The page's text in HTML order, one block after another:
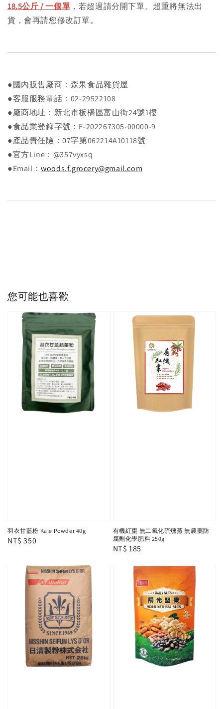
18.5公斤 / 一個單 ，若超過請分開下單。超重將無法出
貨，會再請您修改訂單。
●國內販售廠商：森果食品雜貨屋
●客服服務電話：02-29522108
●廠商地址：新北市板橋區富山街24號1樓
●食品業登錄字號：F-202267305-00000-9
●產品責任險：07字第062214A10118號
●官方Line：@357vyxsq
●Email：woods.f.grocery@gmail.com
您可能也喜歡
羽衣甘藍粉 Kale Powder 40g
Regular
NT$ 350
有機紅棗 無二氧化硫燻蒸 無農藥防
腐劑化學肥料 250g
Regular
NT$ 185